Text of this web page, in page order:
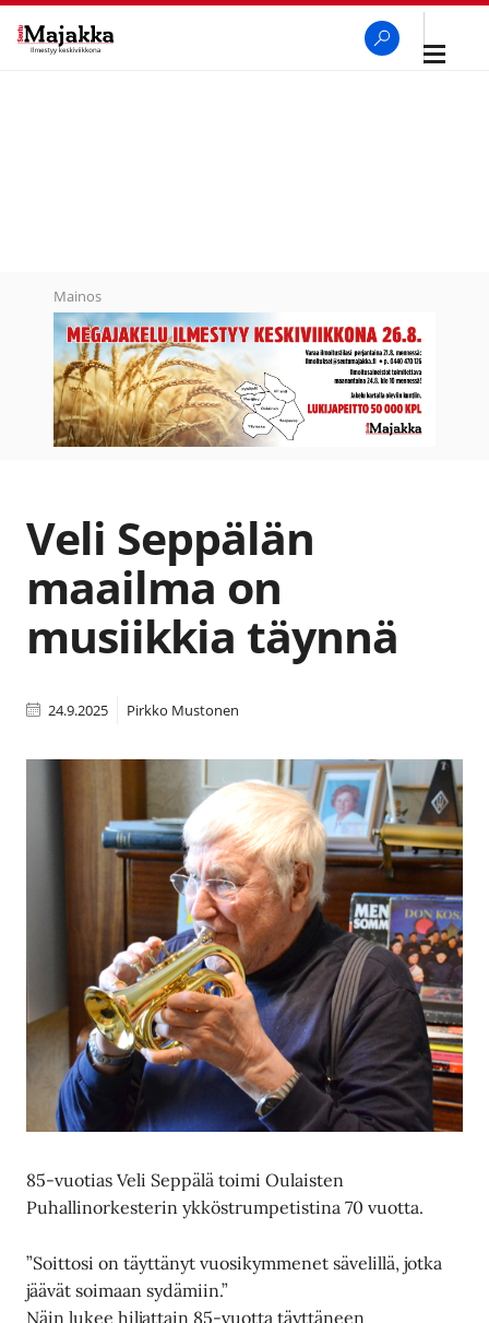
Avaa
Mainos
Veli Seppälän
maailma on
musiikkia täynnä
24.9.2025 Pirkko Mustonen
85-vuotias Veli Seppälä toimi Oulaisten
Puhallinorkesterin ykköstrumpetistina 70 vuotta.
”Soittosi on täyttänyt vuosikymmenet sävelillä, jotka
jäävät soimaan sydämiin.”
Näin lukee hiljattain 85-vuotta täyttäneen